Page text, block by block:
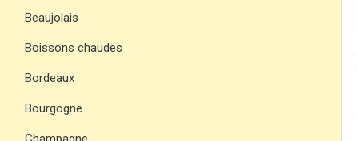
Beaujolais
Boissons chaudes
Bordeaux
Bourgogne